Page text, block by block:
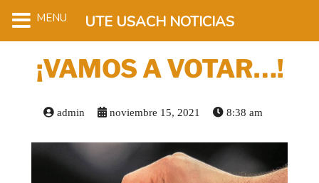
¡VAMOS A VOTAR…!
admin noviembre 15, 2021 8:38 am
MENU UTE USACH NOTICIAS